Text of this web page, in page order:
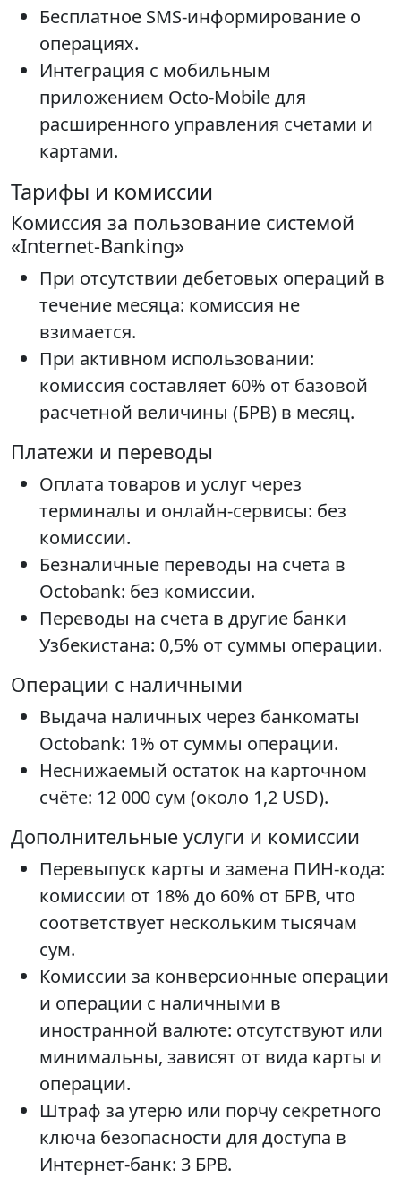
Бесплатное SMS-информирование о
операциях.
Интеграция с мобильным
приложением Octo-Mobile для
расширенного управления счетами и
картами.
Тарифы и комиссии
Комиссия за пользование системой
«Internet-Banking»
При отсутствии дебетовых операций в
течение месяца: комиссия не
взимается.
При активном использовании:
комиссия составляет 60% от базовой
расчетной величины (БРВ) в месяц.
Платежи и переводы
Оплата товаров и услуг через
терминалы и онлайн-сервисы: без
комиссии.
Безналичные переводы на счета в
Octobank: без комиссии.
Переводы на счета в другие банки
Узбекистана: 0,5% от суммы операции.
Операции с наличными
Выдача наличных через банкоматы
Octobank: 1% от суммы операции.
Неснижаемый остаток на карточном
счёте: 12 000 сум (около 1,2 USD).
Дополнительные услуги и комиссии
Перевыпуск карты и замена ПИН-кода:
комиссии от 18% до 60% от БРВ, что
соответствует нескольким тысячам
сум.
Комиссии за конверсионные операции
и операции с наличными в
иностранной валюте: отсутствуют или
минимальны, зависят от вида карты и
операции.
Штраф за утерю или порчу секретного
ключа безопасности для доступа в
Интернет-банк: 3 БРВ.